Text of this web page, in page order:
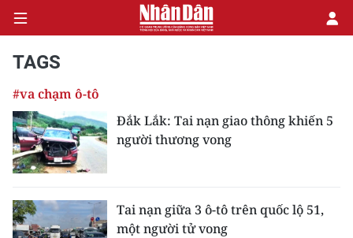
CHÍNH TRỊ
KINH TẾ
XÃ HỘI
TAGS
#va chạm ô-tô
Đắk Lắk: Tai nạn giao thông khiến 5
người thương vong
Tai nạn giữa 3 ô-tô trên quốc lộ 51,
một người tử vong